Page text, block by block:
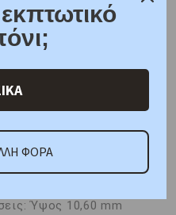
LOVE
εμάς
Ύψος 10,60 mm
ΦΟΡΑ